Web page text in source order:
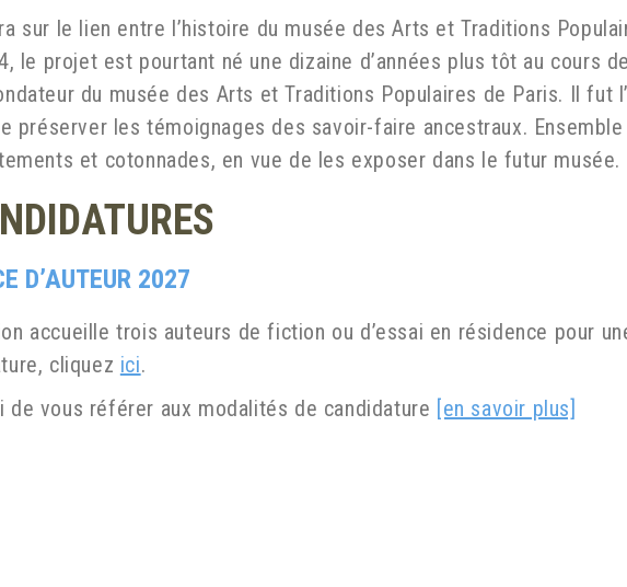
sur le lien entre l’histoire du musée des Arts et Traditions
le projet est pourtant né une dizaine d’années plus tôt au cours
du musée des Arts et Traditions Populaires de Paris. Il fut
préserver les témoignages des savoir-faire ancestraux.
et cotonnades, en vue de les exposer dans le futur musée.
D’AUTEUR 2027
accueille trois auteurs de fiction ou d’essai en résidence pour
cliquez ici.
de vous référer aux modalités de candidature [en savoir plus]